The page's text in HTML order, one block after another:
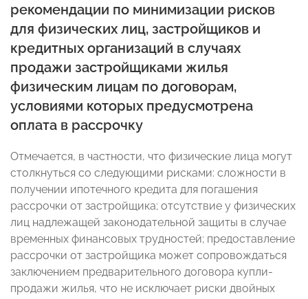
рекомендации по минимизации рисков
для физических лиц, застройщиков и
кредитных организаций в случаях
продажи застройщиками жилья
физическим лицам по договорам,
условиями которых предусмотрена
оплата в рассрочку
Отмечается, в частности, что физические лица могут
столкнуться со следующими рисками: сложности в
получении ипотечного кредита для погашения
рассрочки от застройщика; отсутствие у физических
лиц надлежащей законодательной защиты в случае
временных финансовых трудностей; предоставление
рассрочки от застройщика может сопровождаться
заключением предварительного договора купли-
продажи жилья, что не исключает риски двойных